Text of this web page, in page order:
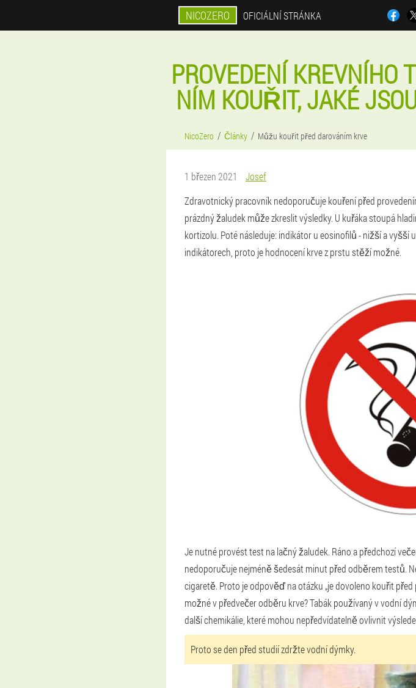
NICOZERO OFICIÁLNÍ STRÁNKA
PROVEDENÍ KREVNÍHO
NÍM KOUŘIT, JAKÉ
NicoZero Články Můžu kouřit před darováním krve
1 březen 2021
Josef
Zdravotnický pracovník nedoporučuje kouření před
prázdný žaludek může zkreslit výsledky. U kuřáka stoupá
kortizolu. Poté následuje: indikátor u eosinofilů - nižší a
indikátorech, proto je hodnocení krve z prstu stěží možné.
Je nutné provést test na lačný žaludek. Ráno a předchozí
nedoporučuje nejméně šedesát minut před odběrem testů.
cigaretě. Proto je odpověď na otázku „je dovoleno kouřit
možné v předvečer odběru krve? Tabák používaný v vodní
další chemikálie, které mohou nepředvídatelně ovlivnit
Proto se den před studií zdržte vodní dýmky.